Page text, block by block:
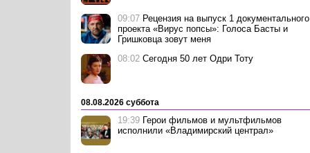
09:07 Рецензия на выпуск 1 документального
проекта «Вирус попсы»: Голоса Басты и
Гришковца зовут меня
08:02 Сегодня 50 лет Одри Тоту
08.08.2026 суббота
19:39 Герои фильмов и мультфильмов
исполнили «Владимирский централ»